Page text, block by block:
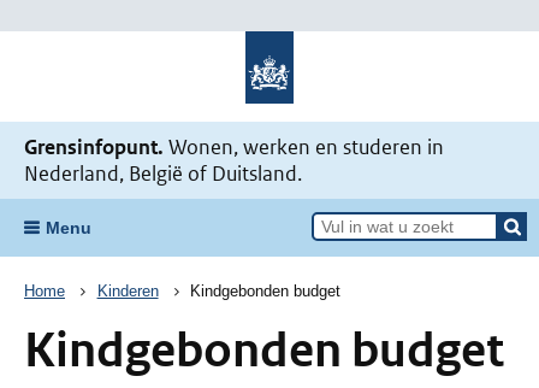
Grensinfopunt. Wonen, werken en studeren in
Nederland, België of Duitsland.
Menu
Kruimelpad
Home Kinderen Kindgebonden budget
Kindgebonden budget